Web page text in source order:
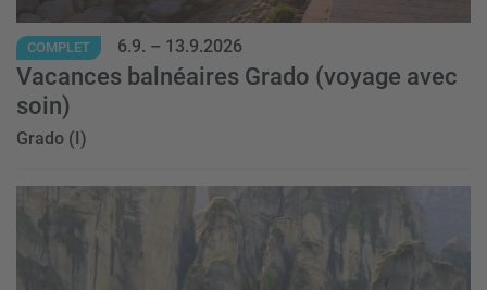
COMPLET 6.9. – 13.9.2026
Vacances balnéaires Grado (voyage avec
soin)
Grado (I)
Event